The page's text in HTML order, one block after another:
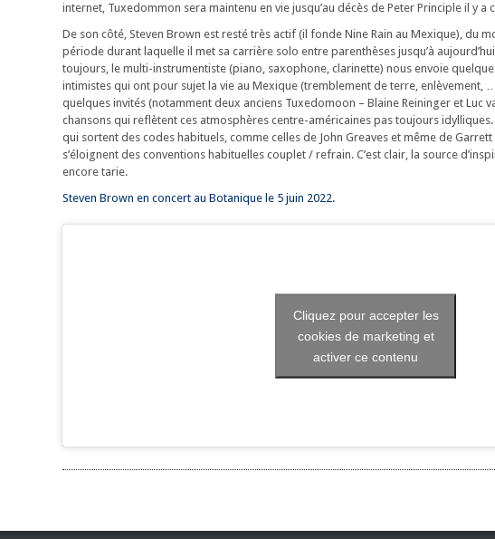
internet, Tuxedommon sera maintenu en vie jusqu’au décès de Peter Principle il y a
De son côté, Steven Brown est resté très actif (il fonde Nine Rain au Mexique), du
période durant laquelle il met sa carrière solo entre parenthèses jusqu’à
toujours, le multi-instrumentiste (piano, saxophone, clarinette) nous envoie
intimistes qui ont pour sujet la vie au Mexique (tremblement de terre, enlèvement,
quelques invités (notamment deux anciens Tuxedomoon – Blaine Reininger et Luc
chansons qui reflètent ces atmosphères centre-américaines pas toujours idylliques.
qui sortent des codes habituels, comme celles de John Greaves et même de Garrett
s’éloignent des conventions habituelles couplet / refrain. C’est clair, la source
encore tarie.
Steven Brown en concert au Botanique le 5 juin 2022.
Cliquez pour accepter les
cookies de marketing et
activer ce contenu